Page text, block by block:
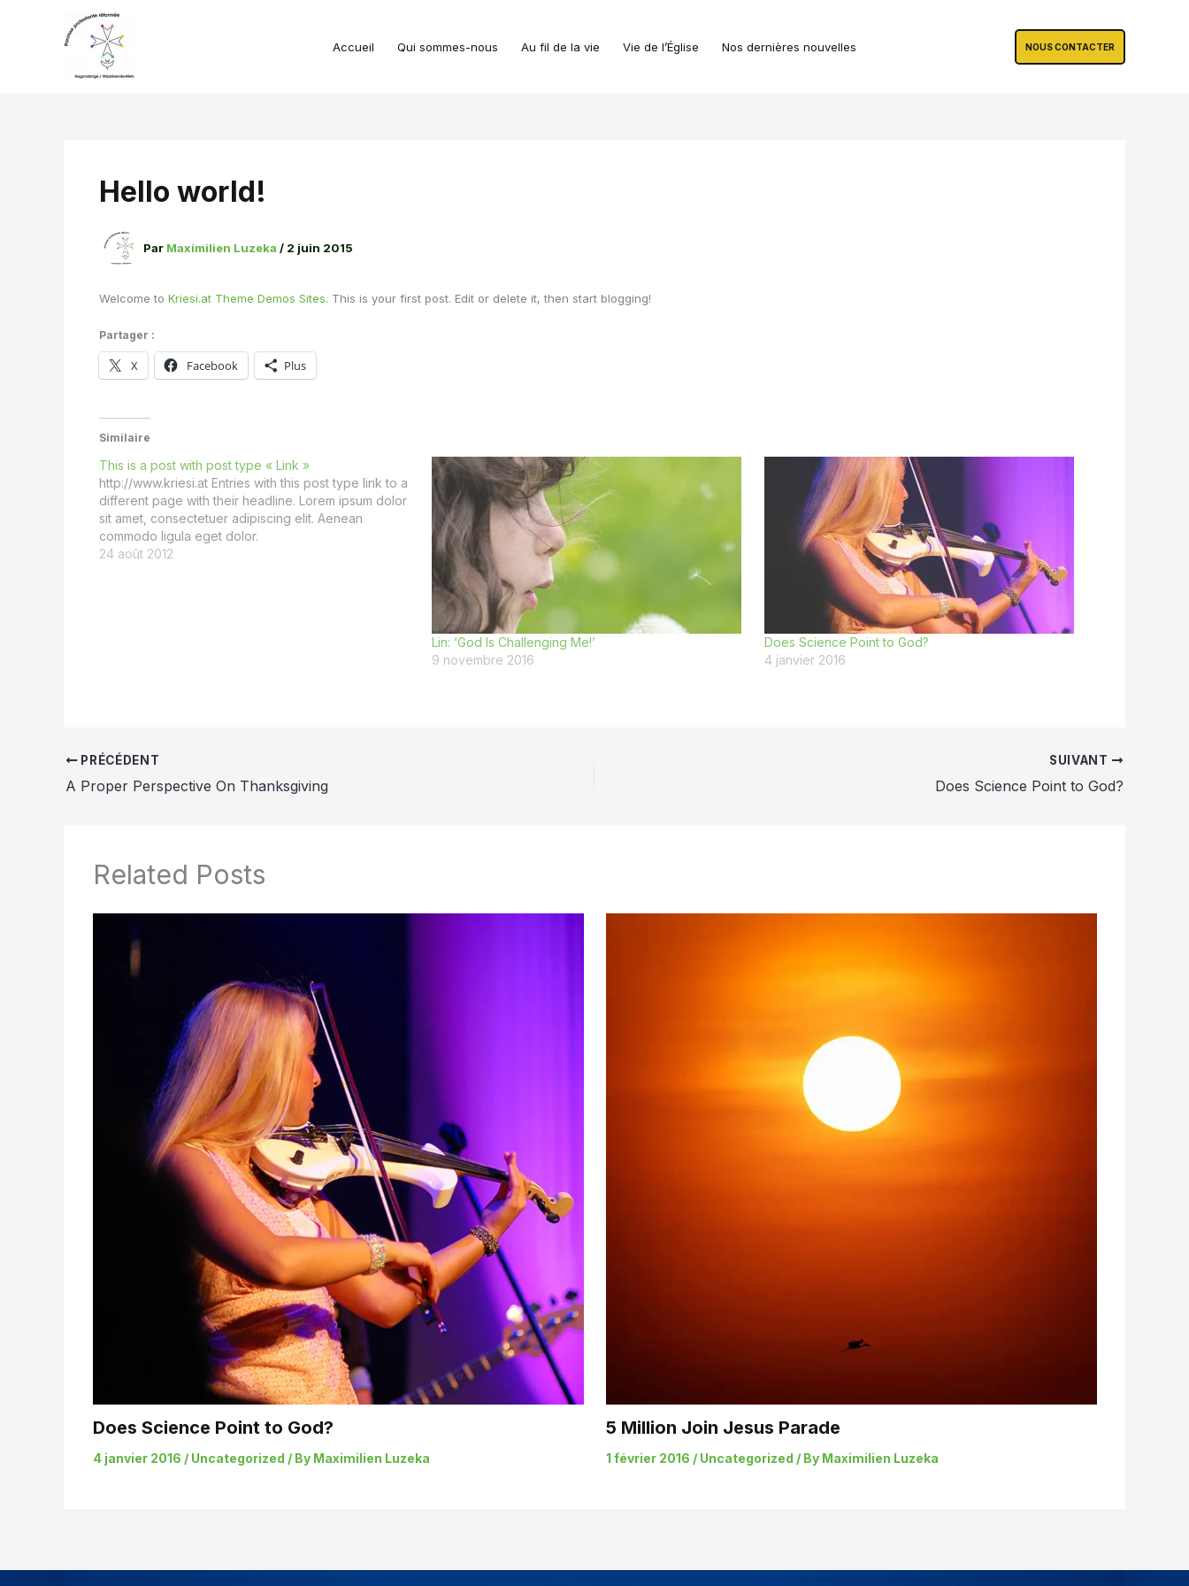
Accueil Qui sommes-nous Au fil de la vie Vie de l’Église Nos dernières nouvelles NOUS CONTACTER
Hello world!
Par Maximilien Luzeka / 2 juin 2015
Welcome to Kriesi.at Theme Demos Sites. This is your first post. Edit or delete it, then start blogging!
Partager :
X Facebook Plus
Similaire
This is a post with post type « Link »
http://www.kriesi.at Entries with this post type link to a
different page with their headline. Lorem ipsum dolor
sit amet, consectetuer adipiscing elit. Aenean
commodo ligula eget dolor.
24 août 2012
Lin: ‘God Is Challenging Me!’
9 novembre 2016
Does Science Point to God?
4 janvier 2016
PRÉCÉDENT
A Proper Perspective On Thanksgiving
SUIVANT
Does Science Point to God?
Related Posts
Does Science Point to God?
4 janvier 2016 / Uncategorized / By Maximilien Luzeka
5 Million Join Jesus Parade
1 février 2016 / Uncategorized / By Maximilien Luzeka